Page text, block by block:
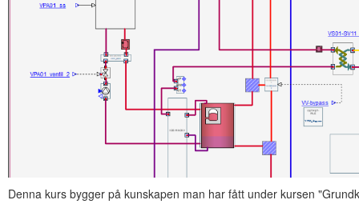
Denna kurs bygger på kunskapen man har fått under kursen